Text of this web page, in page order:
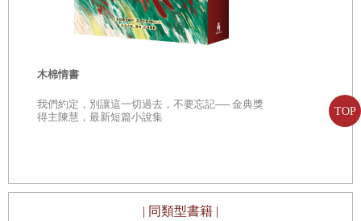
TOP
木棉情書
我們約定，別讓這一切過去，不要忘記── 金典獎
得主陳慧，最新短篇小說集
| 同類型書籍 |